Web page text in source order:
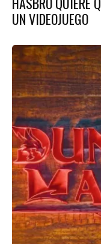
UN VIDEOJUEGO